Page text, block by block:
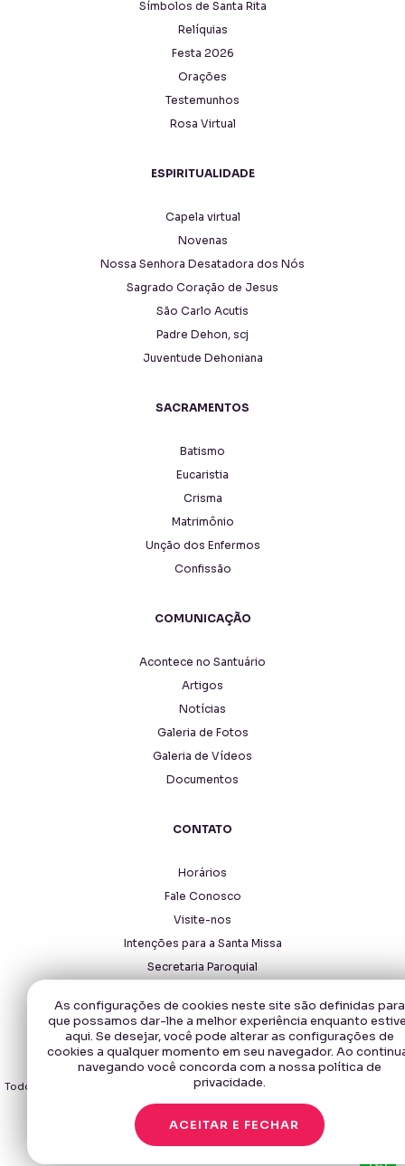
As configurações de cookies neste site são definidas para
que possamos dar-lhe a melhor experiência enquanto
aqui. Se desejar, você pode alterar as configurações de
cookies a qualquer momento em seu navegador. Ao
navegando você concorda com a nossa política de
privacidade.
ACEITAR E FECHAR
Símbolos de Santa Rita
Relíquias
Festa 2026
Orações
Testemunhos
Rosa Virtual
ESPIRITUALIDADE
Capela virtual
Novenas
Nossa Senhora Desatadora dos Nós
Sagrado Coração de Jesus
São Carlo Acutis
Padre Dehon, scj
Juventude Dehoniana
SACRAMENTOS
Batismo
Eucaristia
Crisma
Matrimônio
Unção dos Enfermos
Confissão
COMUNICAÇÃO
Acontece no Santuário
Artigos
Notícias
Galeria de Fotos
Galeria de Vídeos
Documentos
CONTATO
Horários
Fale Conosco
Visite-nos
Intenções para a Santa Missa
Secretaria Paroquial
Copyright © 2026 - Santuário Santa Rita de Cássia.
Todos os direitos reservados, navegando no site você aceita a nossa
de privacidade.
Desenvolvido com